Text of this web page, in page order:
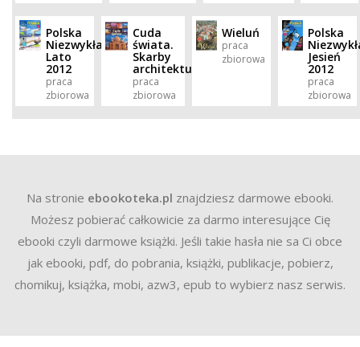
Polska
Niezwykła.
Lato
2012
praca
zbiorowa
Cuda
świata.
Skarby
architektury
praca
zbiorowa
Wieluń
praca
zbiorowa
Polska
Jesień
2012
praca
zbiorowa
Na stronie ebookoteka.pl znajdziesz darmowe ebooki.
Możesz pobierać całkowicie za darmo interesujące Cię
ebooki czyli darmowe książki. Jeśli takie hasła nie sa Ci obce
jak ebooki, pdf, do pobrania, książki, publikacje, pobierz,
chomikuj, książka, mobi, azw3, epub to wybierz nasz serwis.